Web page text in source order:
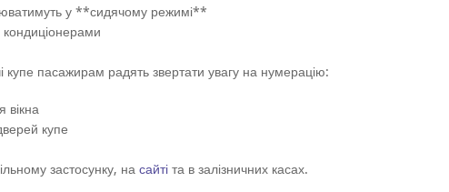
у **сидячому режимі**
кондиціонерами
купе пасажирам радять звертати увагу на нумерацію:
вікна
купе
застосунку, на сайті та в залізничних касах.